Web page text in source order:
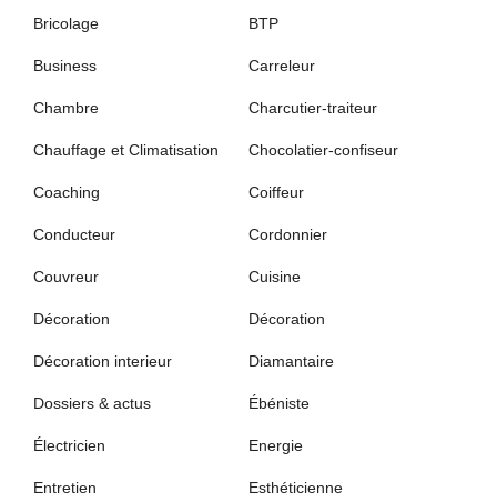
Bricolage BTP
Business Carreleur
Chambre Charcutier-traiteur
Chauffage et Climatisation Chocolatier-confiseur
Coaching Coiffeur
Conducteur Cordonnier
Couvreur Cuisine
Décoration Décoration
Décoration interieur Diamantaire
Dossiers & actus Ébéniste
Électricien Energie
Entretien Esthéticienne